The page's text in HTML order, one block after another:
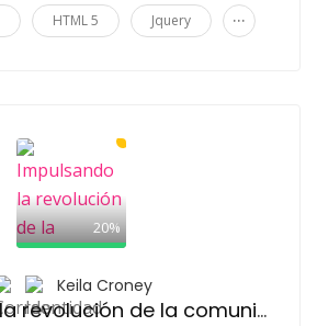
HTML 5 Jquery ...
20%
Keila Croney
Impulsando la revolución de la comunicación